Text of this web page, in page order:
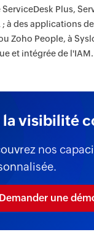
Plus,
; à des applications
Zoho People, à
et intégrée de l'IAM.
la visibilité
nos
Demander une